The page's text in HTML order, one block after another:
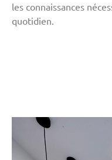
les connaissances
quotidien.